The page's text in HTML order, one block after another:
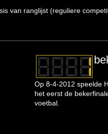
van ranglijst (reguliere
Op 8-4-2012 speelde
het eerst de
voetbal.